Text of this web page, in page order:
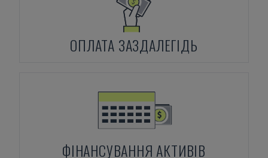
ОПЛАТА ЗАЗДАЛЕГІДЬ
ФІНАНСУВАННЯ АКТИВІВ